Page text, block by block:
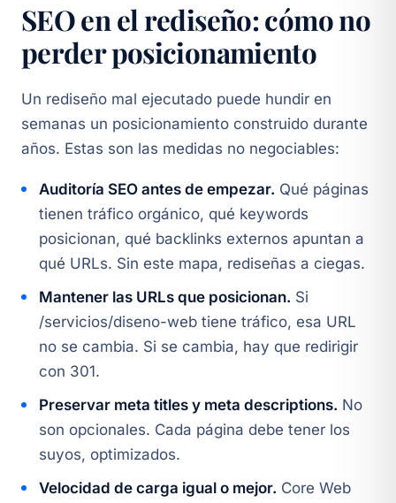
SEO en el rediseño: cómo no
perder posicionamiento
Un rediseño mal ejecutado puede hundir en
semanas un posicionamiento construido durante
años. Estas son las medidas no negociables:
Auditoría SEO antes de empezar. Qué páginas
tienen tráfico orgánico, qué keywords
posicionan, qué backlinks externos apuntan a
qué URLs. Sin este mapa, rediseñas a ciegas.
Mantener las URLs que posicionan. Si
/servicios/diseno-web tiene tráfico, esa URL
no se cambia. Si se cambia, hay que redirigir
con 301.
Preservar meta titles y meta descriptions. No
son opcionales. Cada página debe tener los
suyos, optimizados.
Velocidad de carga igual o mejor. Core Web